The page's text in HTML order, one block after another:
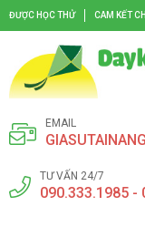
ĐƯỢC HỌC THỬ CAM KẾT
EMAIL
TƯ VẤN 24/7
090.333.1985 -